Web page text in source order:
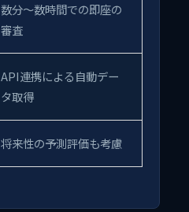
数分〜数時間での即座の
審査
API連携による自動デー
タ取得
将来性の予測評価も考慮